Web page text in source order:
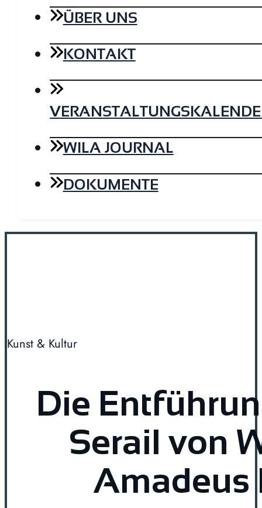
ÜBER UNS
KONTAKT
WILA JOURNAL
DOKUMENTE
Kunst & Kultur
Die
Serail von
Amadeus